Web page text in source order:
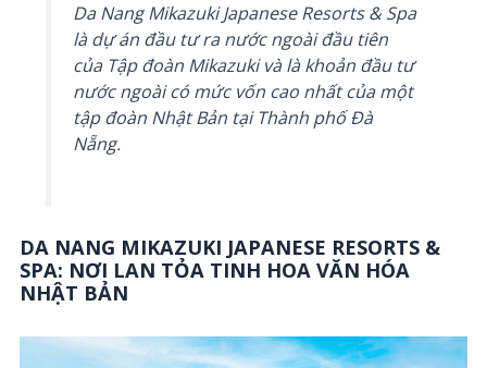
Da Nang Mikazuki Japanese Resorts & Spa
là dự án đầu tư ra nước ngoài đầu tiên
của Tập đoàn Mikazuki và là khoản đầu tư
nước ngoài có mức vốn cao nhất của một
tập đoàn Nhật Bản tại Thành phố Đà
Nẵng.
DA NANG MIKAZUKI JAPANESE RESORTS &
SPA: NƠI LAN TỎA TINH HOA VĂN HÓA
NHẬT BẢN